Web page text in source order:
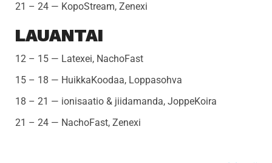
21 – 24 — KopoStream, Zenexi
LAUANTAI
12 – 15 — Latexei, NachoFast
15 – 18 — HuikkaKoodaa, Loppasohva
18 – 21 — ionisaatio & jiidamanda, JoppeKoira
21 – 24 — NachoFast, Zenexi